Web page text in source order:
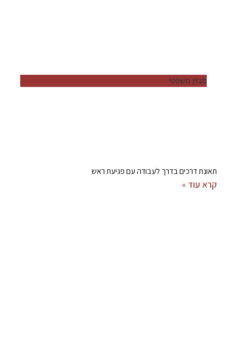
מגזין משפטי
תאונת דרכים בדרך לעבודה עם פגיעת ראש
קרא עוד »